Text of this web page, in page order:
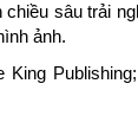
sâu trải
ảnh.